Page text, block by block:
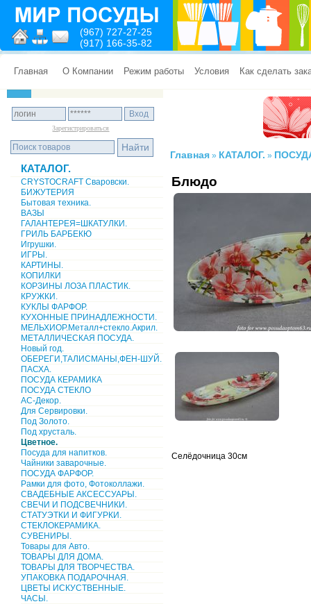
(967) 727-27-25
(917) 166-35-82
Главная О Компании Режим работы Условия Как сделать
Зарегистрироваться
КАТАЛОГ.
CRYSTOCRAFT Сваровски.
БИЖУТЕРИЯ
Бытовая техника.
ВАЗЫ
ГАЛАНТЕРЕЯ=ШКАТУЛКИ.
ГРИЛЬ БАРБЕКЮ
Игрушки.
ИГРЫ.
КАРТИНЫ.
КОПИЛКИ
КОРЗИНЫ ЛОЗА ПЛАСТИК.
КРУЖКИ.
КУКЛЫ ФАРФОР.
КУХОННЫЕ ПРИНАДЛЕЖНОСТИ.
МЕЛЬХИОР.Металл+стекло.Акрил.
МЕТАЛЛИЧЕСКАЯ ПОСУДА.
Новый год.
ОБЕРЕГИ,ТАЛИСМАНЫ,ФЕН-ШУЙ.
ПАСХА.
ПОСУДА КЕРАМИКА
ПОСУДА СТЕКЛО
АС-Декор.
Для Сервировки.
Под Золото.
Под хрусталь.
Цветное.
Посуда для напитков.
Чайники заварочные.
ПОСУДА ФАРФОР.
Рамки для фото, Фотоколлажи.
СВАДЕБНЫЕ АКСЕССУАРЫ.
СВЕЧИ И ПОДСВЕЧНИКИ.
СТАТУЭТКИ И ФИГУРКИ.
СТЕКЛОКЕРАМИКА.
СУВЕНИРЫ.
Товары для Авто.
ТОВАРЫ ДЛЯ ДОМА.
ТОВАРЫ ДЛЯ ТВОРЧЕСТВА.
УПАКОВКА ПОДАРОЧНАЯ.
ЦВЕТЫ ИСКУСТВЕННЫЕ.
ЧАСЫ.
Главная » КАТАЛОГ. »
Блюдо
Селёдочница 30см